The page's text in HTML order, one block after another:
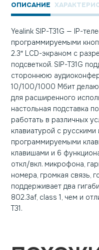
ОПИСАНИЕ
Yealink SIP-T31G — IP-
программируемыми
2.3″ LCD-экраном с
подсветкой. SIP-T31G
стороннюю
10/100/1000 Мбит
для расширенного
настольная подставка
работать в различных
клавиатурой с русскими
программируемыми
клавишами и 6
откл/вкл. микрофона,
номера, громкая связь,
поддерживает два
802.3af, class 1, чем и
T31.